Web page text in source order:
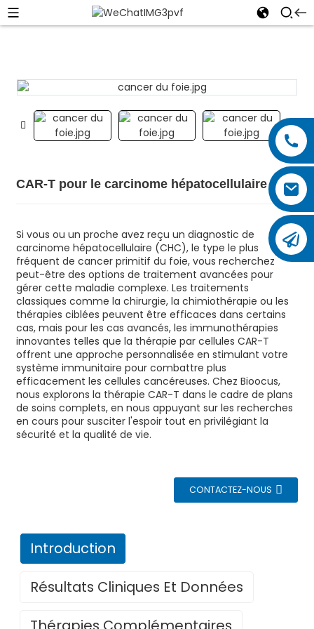
CAR-T pour le carcinome hépatocellulaire
Si vous ou un proche avez reçu un diagnostic de
carcinome hépatocellulaire (CHC), le type le plus
fréquent de cancer primitif du foie, vous recherchez
peut-être des options de traitement avancées pour
gérer cette maladie complexe. Les traitements
classiques comme la chirurgie, la chimiothérapie ou les
thérapies ciblées peuvent être efficaces dans certains
cas, mais pour les cas avancés, les immunothérapies
innovantes telles que la thérapie par cellules CAR-T
offrent une approche personnalisée en stimulant votre
système immunitaire pour combattre plus
efficacement les cellules cancéreuses. Chez Bioocus,
nous explorons la thérapie CAR-T dans le cadre de plans
de soins complets, en nous appuyant sur les recherches
en cours pour susciter l'espoir tout en privilégiant la
sécurité et la qualité de vie.
CONTACTEZ-NOUS
Introduction
Résultats Cliniques Et Données